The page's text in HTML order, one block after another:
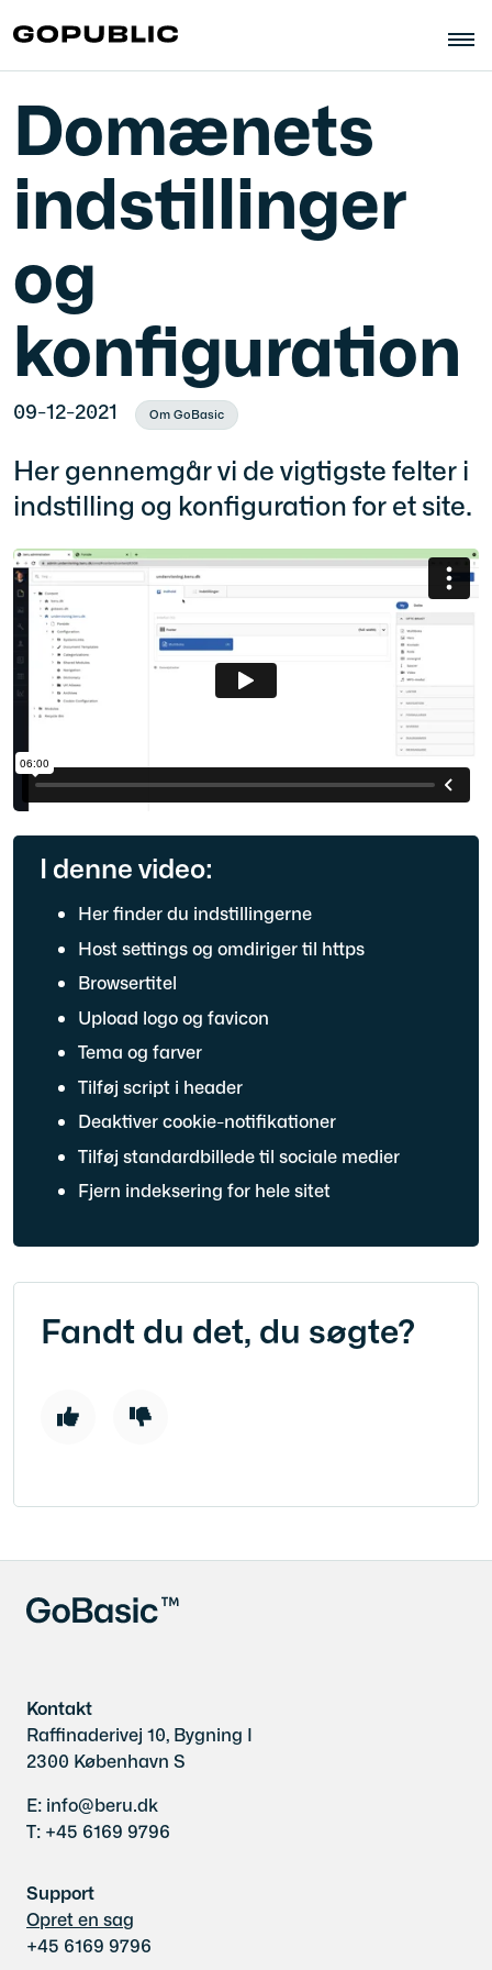
Domænets
indstillinger
og
konfiguration
09-12-2021 Om GoBasic
Her gennemgår vi de vigtigste felter i
indstilling og konfiguration for et site.
I denne video:
Her finder du indstillingerne
Host settings og omdiriger til https
Browsertitel
Upload logo og favicon
Tema og farver
Tilføj script i header
Deaktiver cookie-notifikationer
Tilføj standardbillede til sociale medier
Fjern indeksering for hele sitet
Fandt du det, du søgte?
Kontakt
Raffinaderivej 10, Bygning I
2300 København S
E: info@beru.dk
T: +45 6169 9796
Support
Opret en sag
+45 6169 9796